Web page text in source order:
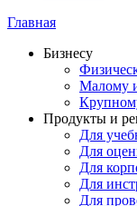
Главная
Бизнесу
Малому
Продукты и
Для
Для
Для
Для
Для